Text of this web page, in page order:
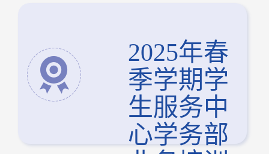
2025年春
季学期学
生服务中
心学务部